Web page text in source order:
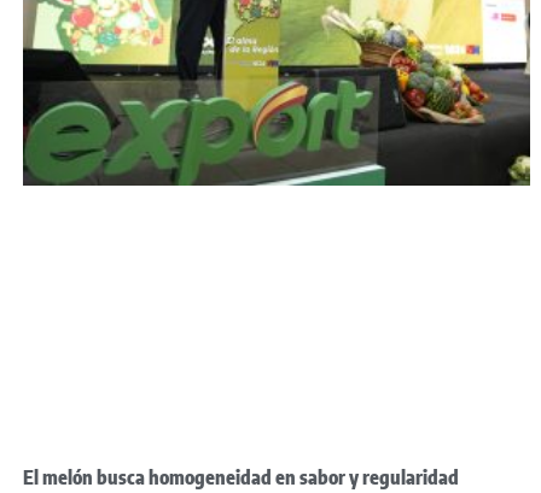
El melón busca homogeneidad en sabor y regularidad